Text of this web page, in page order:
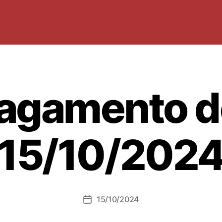
10/
Data15/10/2024